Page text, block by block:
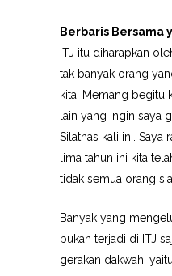
Berbaris Bersama
ITJ itu diharapkan
tak banyak orang
kita. Memang begitu
lain yang ingin saya
Silatnas kali ini. Saya
lima tahun ini kita
tidak semua orang
Banyak yang
bukan terjadi di ITJ
gerakan dakwah,